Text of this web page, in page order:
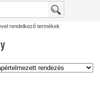
rendelkező termékek